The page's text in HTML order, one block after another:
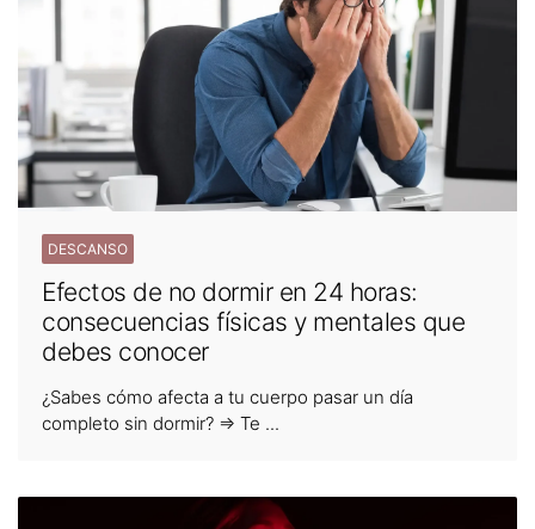
DESCANSO
Efectos de no dormir en 24 horas:
consecuencias físicas y mentales que
debes conocer
¿Sabes cómo afecta a tu cuerpo pasar un día
completo sin dormir? ⇒ Te ...